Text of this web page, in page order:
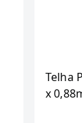
Telha
x